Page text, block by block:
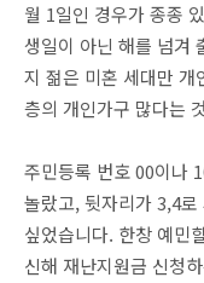
월 1일인 경우가 종종
생일이 아닌 해를 넘겨
지 젊은 미혼 세대만 개
층의 개인가구 많다는
주민등록 번호 00이나
놀랐고, 뒷자리가 3,4
싶었습니다. 한창 예민
신해 재난지원금 신청